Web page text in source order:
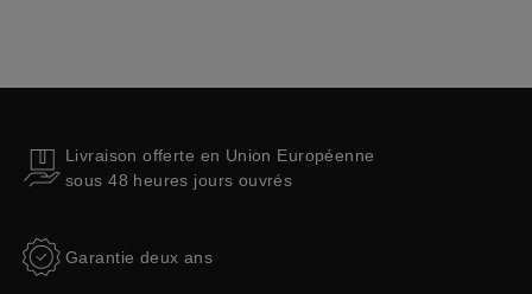
Livraison offerte en Union Européenne
sous 48 heures jours ouvrés
Garantie deux ans